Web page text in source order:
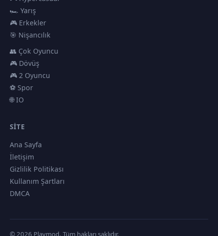
🏎️ Yarış
🎮 Erkekler
🎯 Nişancılık
👥 Çok Oyuncu
🎮 Dövüş
🎮 2 Oyuncu
⚽ Spor
🌐 IO
SITE
Ana Sayfa
İletişim
Gizlilik Politikası
Kullanım Şartları
DMCA
© 2026 Playmod. Tüm hakları saklıdır.